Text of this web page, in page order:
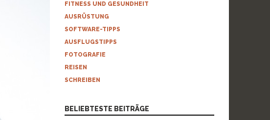
FITNESS UND GESUNDHEIT
AUSRÜSTUNG
SOFTWARE-TIPPS
AUSFLUGSTIPPS
FOTOGRAFIE
REISEN
SCHREIBEN
BELIEBTESTE BEITRÄGE